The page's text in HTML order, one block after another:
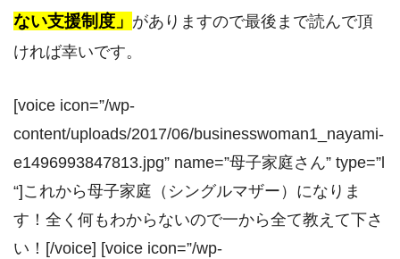
ない支援制度」 がありますので最後まで読んで頂
ければ幸いです。
[voice icon=”/wp-
content/uploads/2017/06/businesswoman1_nayami-
e1496993847813.jpg” name=”母子家庭さん” type=”l
“]これから母子家庭（シングルマザー）になりま
す！全く何もわからないので一から全て教えて下さ
い！[/voice] [voice icon=”/wp-